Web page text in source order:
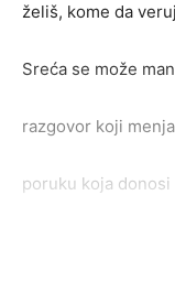
želiš, kome da
Sreća se može
razgovor koji
poruku koja
susret koji